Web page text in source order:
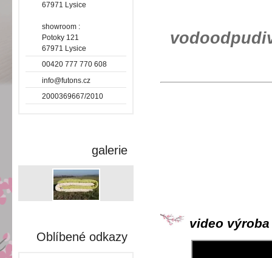
video výroba
67971 Lysice
showroom :
Potoky 121
67971 Lysice
00420 777 770 608
info@futons.cz
2000369667/2010
galerie
Oblíbené odkazy